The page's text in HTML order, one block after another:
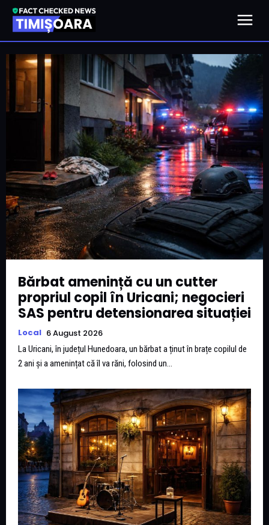
Bărbat amenință cu un cutter
propriul copil în Uricani; negocieri
SAS pentru detensionarea situației
Local 6 August 2026
La Uricani, în județul Hunedoara, un bărbat a ținut în brațe copilul de
2 ani și a amenințat că îl va răni, folosind un...